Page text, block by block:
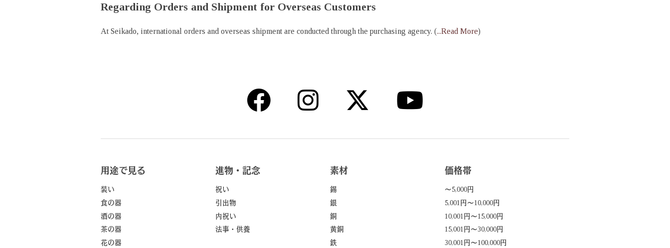
Regarding Orders and Shipment for Overseas Customers
At Seikado, international orders and overseas shipment are conducted through the purchasing agency. (...Read More)
用途で見る
装い
食の器
酒の器
茶の器
花の器
進物・記念
祝い
引出物
内祝い
法事・供養
素材
錫
銀
銅
黄銅
鉄
価格帯
～5,000円
5,001円～10,000円
10,001円～15,000円
15,001円～30,000円
30,001円～100,000円